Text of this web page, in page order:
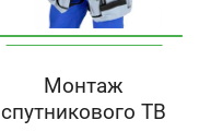
Монтаж
спутникового ТВ